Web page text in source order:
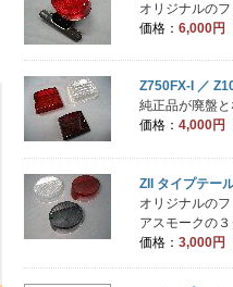
オリジナルの
価格： 6,000円
Z750FX-I ／
純正品が廃盤
価格： 4,000円
ZII タイプテー
オリジナルの
アスモークの
価格： 3,000円